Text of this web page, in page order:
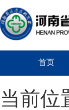
首页
当前位